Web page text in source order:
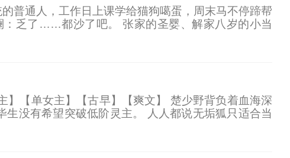
普通人，工作日上课学给猫狗噶蛋，周末马不停蹄帮
：乏了……都沙了吧。 张家的圣婴、解家八岁的小当
，事情开始不对了。 张起灵：我……记得你。 解雨
】【单女主】【古早】【爽文】 楚少野背负着血海深
没有希望突破低阶灵主。 人人都说无垢狐只适合当
无垢狐一起，站在万灵大陆的顶端。 别人契约的灵